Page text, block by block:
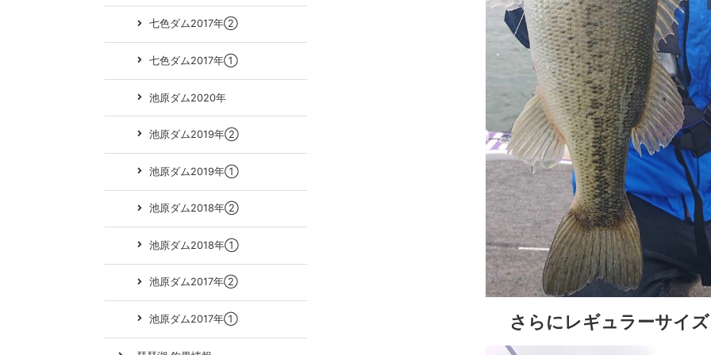
さらにレギュラーサイ
七色ダム2017年②
七色ダム2017年①
池原ダム2020年
池原ダム2019年②
池原ダム2019年①
池原ダム2018年②
池原ダム2018年①
池原ダム2017年②
池原ダム2017年①